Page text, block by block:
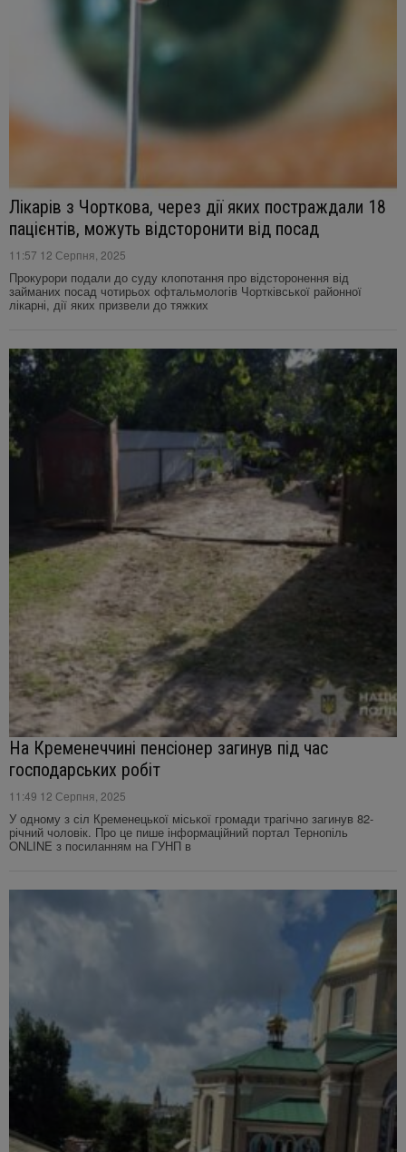
Лікарів з Чорткова, через дії яких постраждали 18
пацієнтів, можуть відсторонити від посад
11:57 12 Серпня, 2025
Прокурори подали до суду клопотання про відсторонення від
займаних посад чотирьох офтальмологів Чортківської районної
лікарні, дії яких призвели до тяжких
На Кременеччині пенсіонер загинув під час
господарських робіт
11:49 12 Серпня, 2025
У одному з сіл Кременецької міської громади трагічно загинув 82-
річний чоловік. Про це пише інформаційний портал Тернопіль
ONLINE з посиланням на ГУНП в